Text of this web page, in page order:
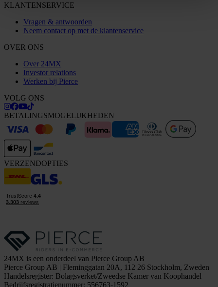
KLANTENSERVICE
Vragen & antwoorden
Neem contact op met de klantenservice
OVER ONS
Over 24MX
Investor relations
Werken bij Pierce
VOLG ONS
BETALINGSMOGELIJKHEDEN
VERZENDOPTIES
24MX is een onderdeel van Pierce Group AB
Pierce Group AB | Fleminggatan 20A, 112 26 Stockholm, Zweden
Handelsregister: Bolagsverket/Zweedse Kamer van Koophandel
Bedrijfsregistratienummer: 556763-1592